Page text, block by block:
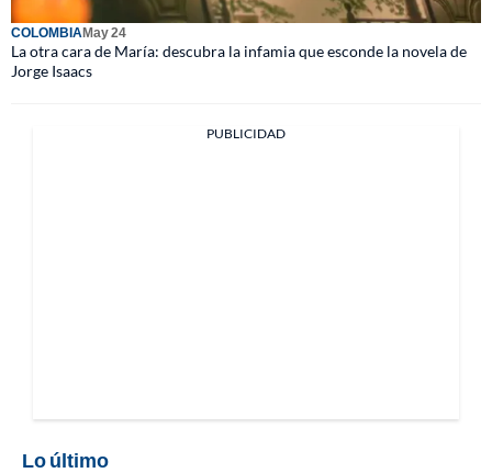
COLOMBIAMay 24
La otra cara de María: descubra la infamia que esconde la novela de
Jorge Isaacs
PUBLICIDAD
Lo último